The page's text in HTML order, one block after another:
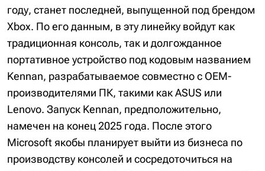
году, станет последней, выпущенной под брендом
Xbox. По его данным, в эту линейку войдут как
традиционная консоль, так и долгожданное
портативное устройство под кодовым названием
Kennan, разрабатываемое совместно с OEM-
производителями ПК, такими как ASUS или
Lenovo. Запуск Kennan, предположительно,
намечен на конец 2025 года. После этого
Microsoft якобы планирует выйти из бизнеса по
производству консолей и сосредоточиться на